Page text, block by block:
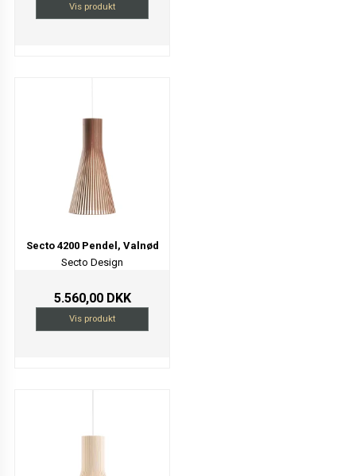
Vis produkt
Secto 4200 Pendel, Valnød
Secto Design
5.560,00 DKK
Vis produkt